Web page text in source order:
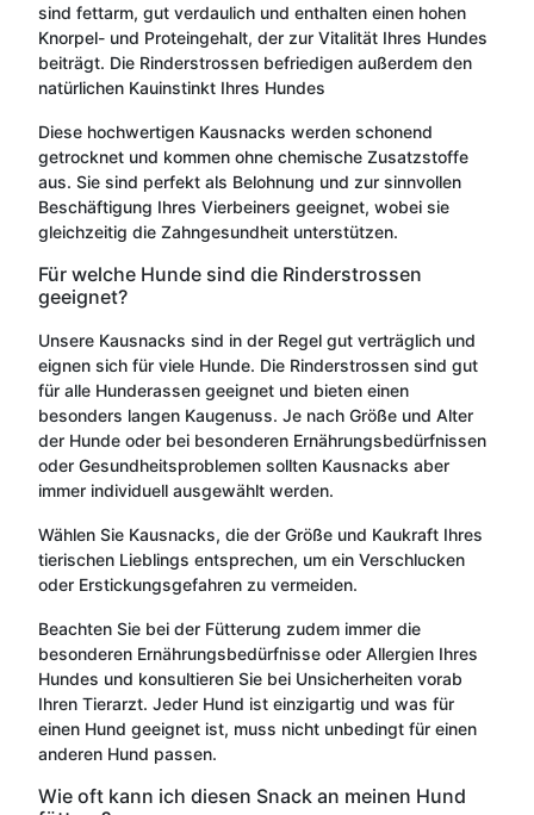
sind fettarm, gut verdaulich und enthalten einen hohen
Knorpel- und Proteingehalt, der zur Vitalität Ihres Hundes
beiträgt. Die Rinderstrossen befriedigen außerdem den
natürlichen Kauinstinkt Ihres Hundes
Diese hochwertigen Kausnacks werden schonend
getrocknet und kommen ohne chemische Zusatzstoffe
aus. Sie sind perfekt als Belohnung und zur sinnvollen
Beschäftigung Ihres Vierbeiners geeignet, wobei sie
gleichzeitig die Zahngesundheit unterstützen.
Für welche Hunde sind die Rinderstrossen
geeignet?
Unsere Kausnacks sind in der Regel gut verträglich und
eignen sich für viele Hunde. Die Rinderstrossen sind gut
für alle Hunderassen geeignet und bieten einen
besonders langen Kaugenuss. Je nach Größe und Alter
der Hunde oder bei besonderen Ernährungsbedürfnissen
oder Gesundheitsproblemen sollten Kausnacks aber
immer individuell ausgewählt werden.
Wählen Sie Kausnacks, die der Größe und Kaukraft Ihres
tierischen Lieblings entsprechen, um ein Verschlucken
oder Erstickungsgefahren zu vermeiden.
Beachten Sie bei der Fütterung zudem immer die
besonderen Ernährungsbedürfnisse oder Allergien Ihres
Hundes und konsultieren Sie bei Unsicherheiten vorab
Ihren Tierarzt. Jeder Hund ist einzigartig und was für
einen Hund geeignet ist, muss nicht unbedingt für einen
anderen Hund passen.
Wie oft kann ich diesen Snack an meinen Hund